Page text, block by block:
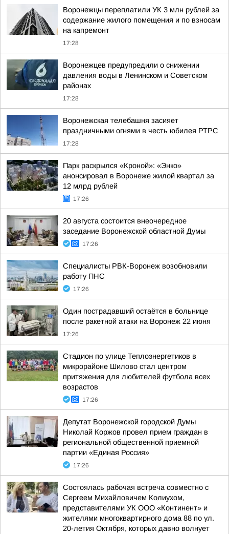
Воронежцы переплатили УК 3 млн рублей за
содержание жилого помещения и по взносам
на капремонт
17:28
Воронежцев предупредили о снижении
давления воды в Ленинском и Советском
районах
17:28
Воронежская телебашня засияет
праздничными огнями в честь юбилея РТРС
17:28
Парк раскрылся «Кроной»: «Энко»
анонсировал в Воронеже жилой квартал за
12 млрд рублей
17:26
20 августа состоится внеочередное
заседание Воронежской областной Думы
17:26
Специалисты РВК-Воронеж возобновили
работу ПНС
17:26
Один пострадавший остаётся в больнице
после ракетной атаки на Воронеж 22 июня
17:26
Стадион по улице Теплоэнергетиков в
микрорайоне Шилово стал центром
притяжения для любителей футбола всех
возрастов
17:26
Депутат Воронежской городской Думы
Николай Коржов провел прием граждан в
региональной общественной приемной
партии «Единая Россия»
17:26
Состоялась рабочая встреча совместно с
Сергеем Михайловичем Колиухом,
представителями УК ООО «Континент» и
жителями многоквартирного дома 88 по ул.
20-летия Октября, которых давно волнует